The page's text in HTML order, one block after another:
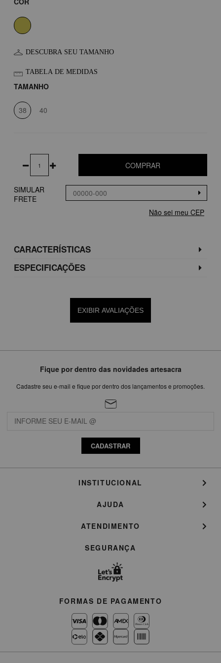
DESCUBRA SEU TAMANHO
TABELA DE MEDIDAS
TAMANHO
38 40
COMPRAR
SIMULAR
FRETE
Não sei meu CEP
CARACTERÍSTICAS
ESPECIFICAÇÕES
EXIBIR AVALIAÇÕES
Fique por dentro das novidades artesacra
Cadastre seu e-mail e fique por dentro dos lançamentos e promoções.
CADASTRAR
INSTITUCIONAL
AJUDA
ATENDIMENTO
SEGURANÇA
FORMAS DE PAGAMENTO